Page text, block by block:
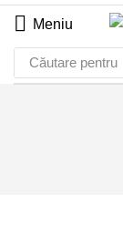
Meniu
Căutare pentru